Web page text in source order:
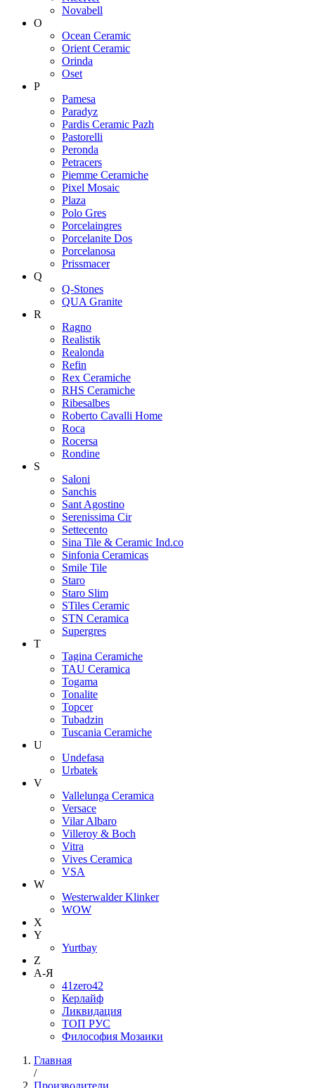
Novabell
O
Ocean Ceramic
Orient Ceramic
Orinda
Oset
P
Pamesa
Paradyz
Pardis Ceramic Pazh
Pastorelli
Peronda
Petracers
Piemme Ceramiche
Pixel Mosaic
Plaza
Polo Gres
Porcelaingres
Porcelanite Dos
Porcelanosa
Prissmacer
Q
Q-Stones
QUA Granite
R
Ragno
Realistik
Realonda
Refin
Rex Ceramiche
RHS Ceramiche
Ribesalbes
Roberto Cavalli Home
Roca
Rocersa
Rondine
S
Saloni
Sanchis
Sant Agostino
Serenissima Cir
Settecento
Sina Tile & Ceramic Ind.co
Sinfonia Ceramicas
Smile Tile
Staro
Staro Slim
STiles Ceramic
STN Ceramica
Supergres
T
Tagina Ceramiche
TAU Ceramica
Togama
Tonalite
Topcer
Tubadzin
Tuscania Ceramiche
U
Undefasa
Urbatek
V
Vallelunga Ceramica
Versace
Vilar Albaro
Villeroy & Boch
Vitra
Vives Ceramica
VSA
W
Westerwalder Klinker
WOW
X
Y
Yurtbay
Z
А-Я
41zero42
Керлайф
Ликвидация
ТОП РУС
Философия Мозаики
Главная
/
Производители